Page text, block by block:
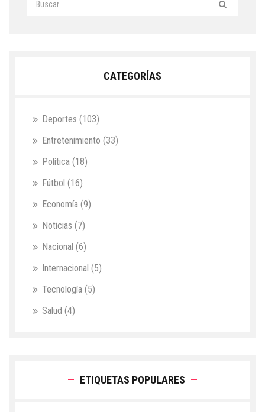
CATEGORÍAS
Deportes (103)
Entretenimiento (33)
Política (18)
Fútbol (16)
Economía (9)
Noticias (7)
Nacional (6)
Internacional (5)
Tecnología (5)
Salud (4)
ETIQUETAS POPULARES